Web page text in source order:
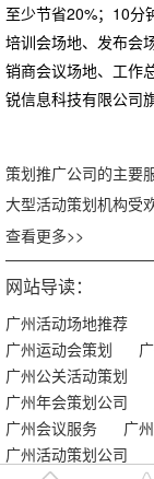
至少节省20%；10分
培训会场地、发布会
销商会议场地、工作
锐信息科技有限公司
策划推广公司的主要
大型活动策划机构受
查看更多>>
网站导读：
广州活动场地推荐
广州运动会策划
广州公关活动策划
广州年会策划公司
广州会议服务
广
广州活动策划公司